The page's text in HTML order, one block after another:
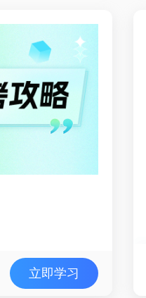
立即学习